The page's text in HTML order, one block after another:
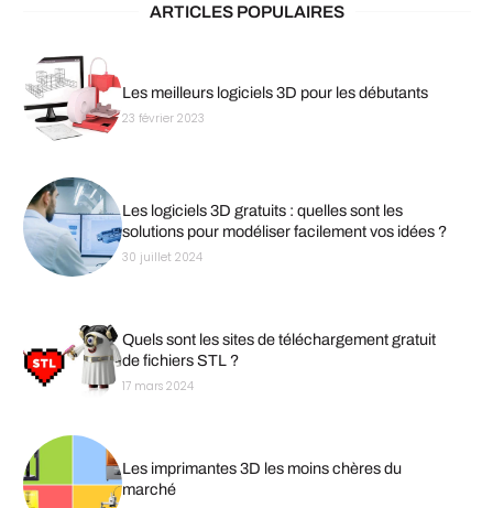
ARTICLES POPULAIRES
Les meilleurs logiciels 3D pour les débutants
23 février 2023
Les logiciels 3D gratuits : quelles sont les
solutions pour modéliser facilement vos idées ?
30 juillet 2024
Quels sont les sites de téléchargement gratuit
de fichiers STL ?
17 mars 2024
Les imprimantes 3D les moins chères du
marché